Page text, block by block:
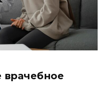
врачебное